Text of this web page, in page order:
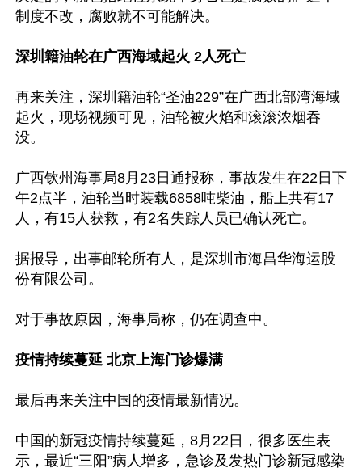
制度不改，腐败就不可能解决。
深圳籍油轮在广西海域起火 2人死亡
再来关注，深圳籍油轮“圣油229”在广西北部湾海域
起火，现场视频可见，油轮被火焰和滚滚浓烟吞
没。
广西钦州海事局8月23日通报称，事故发生在22日下
午2点半，油轮当时装载6858吨柴油，船上共有17
人，有15人获救，有2名失踪人员已确认死亡。
据报导，出事邮轮所有人，是深圳市海昌华海运股
份有限公司。
对于事故原因，海事局称，仍在调查中。
疫情持续蔓延 北京上海门诊爆满
最后再来关注中国的疫情最新情况。
中国的新冠疫情持续蔓延，8月22日，很多医生表
示，最近“三阳”病人增多，急诊及发热门诊新冠感染